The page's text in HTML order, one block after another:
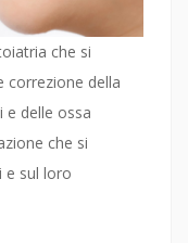
che si
correzione della
e delle ossa
che si
e sul loro